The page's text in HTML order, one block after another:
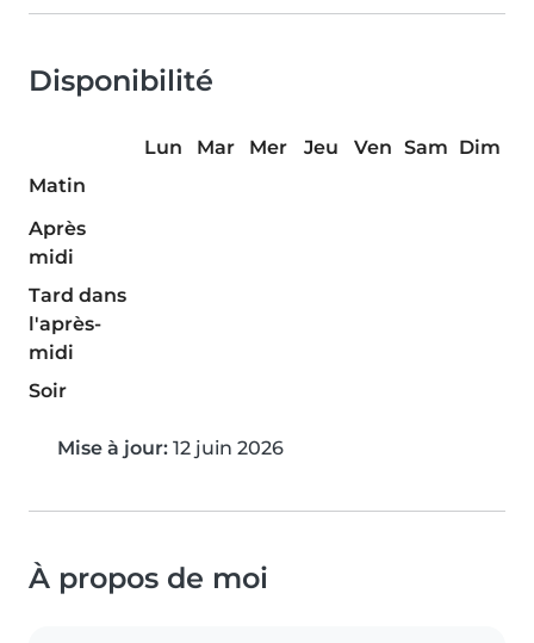
Disponibilité
Lun Mar Mer Jeu Ven Sam Dim
Matin
Après
midi
Tard dans
l'après-
midi
Soir
Mise à jour: 12 juin 2026
À propos de moi